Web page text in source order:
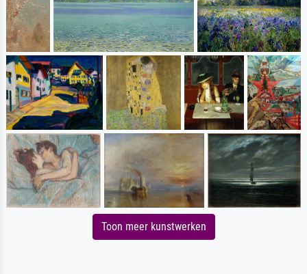
Toon meer kunstwerken